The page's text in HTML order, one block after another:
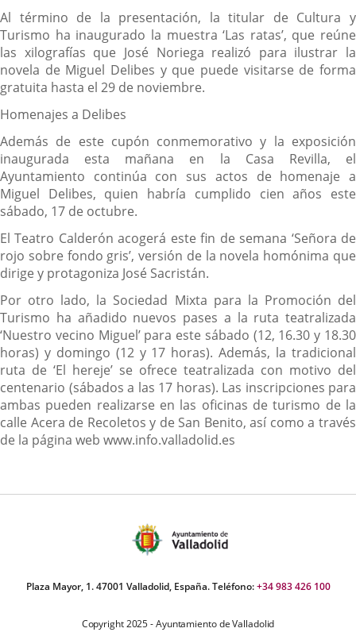
Al término de la presentación, la titular de Cultura y
Turismo ha inaugurado la muestra ‘Las ratas’, que reúne
las xilografías que José Noriega realizó para ilustrar la
novela de Miguel Delibes y que puede visitarse de forma
gratuita hasta el 29 de noviembre.
Homenajes a Delibes
Además de este cupón conmemorativo y la exposición
inaugurada esta mañana en la Casa Revilla, el
Ayuntamiento continúa con sus actos de homenaje a
Miguel Delibes, quien habría cumplido cien años este
sábado, 17 de octubre.
El Teatro Calderón acogerá este fin de semana ‘Señora de
rojo sobre fondo gris’, versión de la novela homónima que
dirige y protagoniza José Sacristán.
Por otro lado, la Sociedad Mixta para la Promoción del
Turismo ha añadido nuevos pases a la ruta teatralizada
‘Nuestro vecino Miguel’ para este sábado (12, 16.30 y 18.30
horas) y domingo (12 y 17 horas). Además, la tradicional
ruta de ‘El hereje’ se ofrece teatralizada con motivo del
centenario (sábados a las 17 horas). Las inscripciones para
ambas pueden realizarse en las oficinas de turismo de la
calle Acera de Recoletos y de San Benito, así como a través
de la página web www.info.valladolid.es
Plaza Mayor, 1. 47001 Valladolid, España. Teléfono:+34 983 426 100
Copyright 2025 - Ayuntamiento de Valladolid